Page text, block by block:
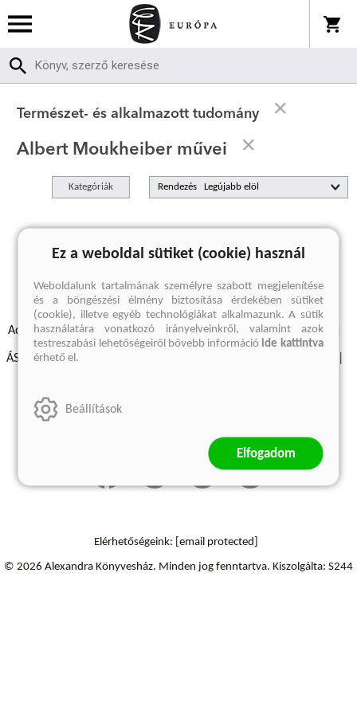
Természet- és alkalmazott tudomány
Albert Moukheiber művei
Kategóriák Rendezés
A keresett kifejezésre nincs találat
Adatvédelmi szabályzatok Elállási felmondási nyilatkozat
ÁSZF - Vásárlási feltételek
Szállítási információk
Elérhetőségeink: [email protected]
© 2026 Alexandra Könyvesház. Minden jog fenntartva. Kiszolgálta: S244
Ez a weboldal sütiket (cookie) használ
Weboldalunk tartalmának személyre szabott megjelenítése
és a böngészési élmény biztosítása érdekében sütiket
(cookie), illetve egyéb technológiákat alkalmazunk. A sütik
használatára vonatkozó irányelveinkről, valamint azok
testreszabási lehetőségeiről bővebb információide kattintva
érhető el.
Beállítások
Elfogadom